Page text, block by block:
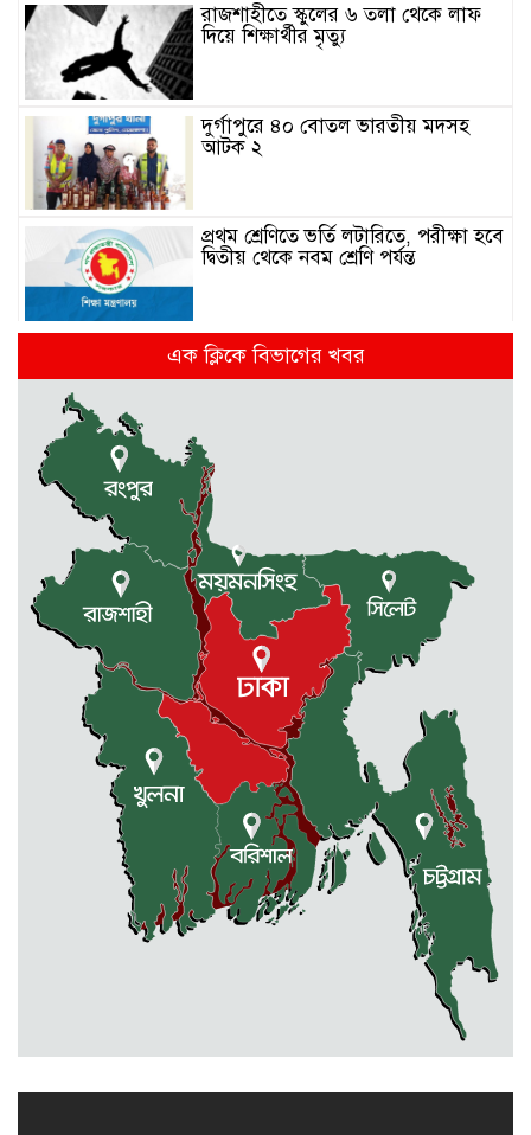
রাজশাহীতে স্কুলের ৬ তলা থেকে লাফ
দিয়ে শিক্ষার্থীর মৃত্যু
দুর্গাপুরে ৪০ বোতল ভারতীয় মদসহ
আটক ২
প্রথম শ্রেণিতে ভর্তি লটারিতে, পরীক্ষা হবে
দ্বিতীয় থেকে নবম শ্রেণি পর্যন্ত
দুর্গাপুরে ক্ষুদে শিক্ষার্থীদের মাঝে গাছের
চারা বিতরণ
ঢাকাসহ যেসব অঞ্চলে বজ্রবৃষ্টির আভাস
কলমাকান্দা-নেত্রকোনা আঞ্চলিক সড়কে
৫ শতাধিক গাছের চারা রোপণ
মেলান্দহে ব্র্যাকের স্বাস্থ্য ক্যাম্প পরিদর্শনে
ইউএনও
জুলাই গণঅভ্যুত্থান দিবস উপলক্ষে
কলমাকান্দায় আলোচনা সভা ও সংবর্ধনা
অনুষ্ঠিত
ধর্মীয় উপাসনালয়ে কর্মরতরা পাবেন
সম্মানি ভাতা
বকেয়া মজুরির দাবিতে শ্রমিকদের
এক ক্লিকে বিভাগের খবর